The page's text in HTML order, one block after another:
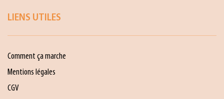
LIENS UTILES
Comment ça marche
Mentions légales
CGV